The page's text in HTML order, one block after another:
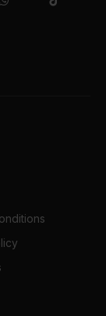
WhatsAppTikTok